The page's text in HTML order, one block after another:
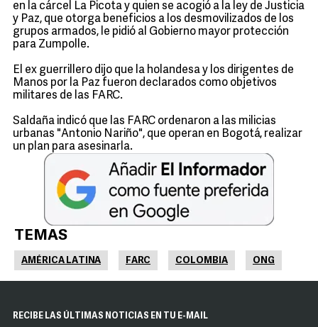
en la cárcel La Picota y quien se acogió a la ley de Justicia
y Paz, que otorga beneficios a los desmovilizados de los
grupos armados, le pidió al Gobierno mayor protección
para Zumpolle.
El ex guerrillero dijo que la holandesa y los dirigentes de
Manos por la Paz fueron declarados como objetivos
militares de las FARC.
Saldaña indicó que las FARC ordenaron a las milicias
urbanas "Antonio Nariño", que operan en Bogotá, realizar
un plan para asesinarla.
TEMAS
AMÉRICA LATINA FARC COLOMBIA ONG
RECIBE LAS ÚLTIMAS NOTICIAS EN TU E-MAIL